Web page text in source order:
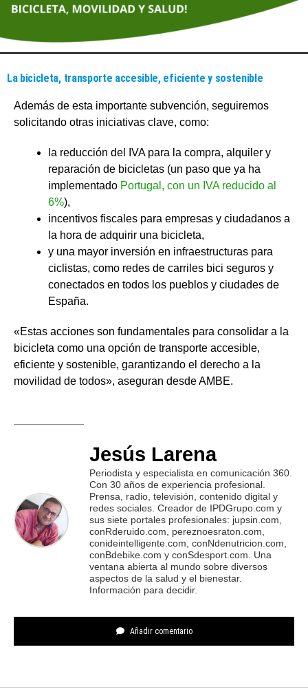
La bicicleta, transporte accesible, eficiente y sostenible
Además de esta importante subvención, seguiremos
solicitando otras iniciativas clave, como:
la reducción del IVA para la compra, alquiler y
reparación de bicicletas (un paso que ya ha
implementado Portugal, con un IVA reducido al
6%),
incentivos fiscales para empresas y ciudadanos a
la hora de adquirir una bicicleta,
y una mayor inversión en infraestructuras para
ciclistas, como redes de carriles bici seguros y
conectados en todos los pueblos y ciudades de
España.
«Estas acciones son fundamentales para consolidar a la
bicicleta como una opción de transporte accesible,
eficiente y sostenible, garantizando el derecho a la
movilidad de todos», aseguran desde AMBE.
Jesús Larena
Periodista y especialista en comunicación 360.
Con 30 años de experiencia profesional.
Prensa, radio, televisión, contenido digital y
redes sociales. Creador de IPDGrupo.com y
sus siete portales profesionales: jupsin.com,
conRderuido.com, pereznoesraton.com,
conideintelligente.com, conNdenutricion.com,
conBdebike.com y conSdesport.com. Una
ventana abierta al mundo sobre diversos
aspectos de la salud y el bienestar.
Información para decidir.
Añadir comentario